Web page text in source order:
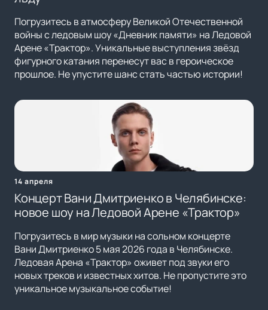
Погрузитесь в атмосферу Великой Отечественной
войны с ледовым шоу «Дневник памяти» на Ледовой
Арене «Трактор». Уникальные выступления звёзд
фигурного катания перенесут вас в героическое
прошлое. Не упустите шанс стать частью истории!
14 апреля
Концерт Вани Дмитриенко в Челябинске:
новое шоу на Ледовой Арене «Трактор»
Погрузитесь в мир музыки на сольном концерте
Вани Дмитриенко 5 мая 2026 года в Челябинске.
Ледовая Арена «Трактор» оживет под звуки его
новых треков и известных хитов. Не пропустите это
уникальное музыкальное событие!